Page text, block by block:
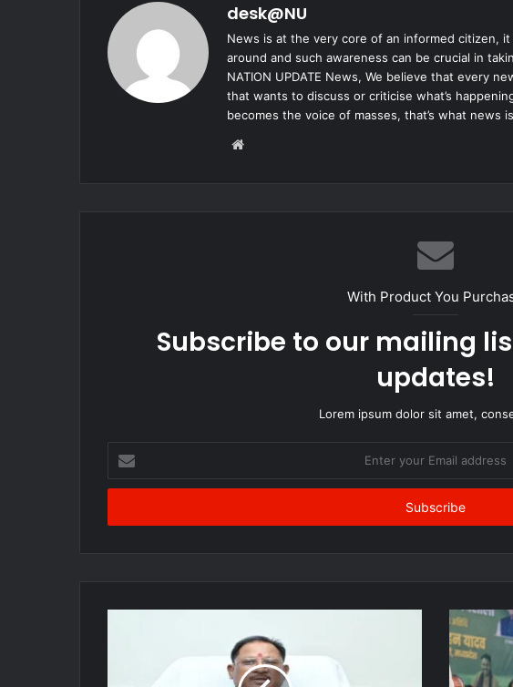
desk@NU
News is at the very core of an informed citizen,
around and such awareness can be crucial in
NATION UPDATE News, We believe that every
that wants to discuss or criticise what’s
becomes the voice of masses, that’s what news
Website
With Product You
Subscribe to our mailing
updates!
Lorem ipsum dolor sit amet,
your
Email